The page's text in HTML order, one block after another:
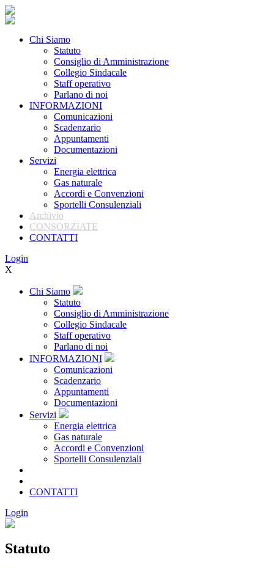
Chi Siamo
Statuto
Consiglio di Amministrazione
Collegio Sindacale
Staff operativo
Parlano di noi
INFORMAZIONI
Comunicazioni
Scadenzario
Appuntamenti
Documentazioni
Servizi
Energia elettrica
Gas naturale
Accordi e Convenzioni
Sportelli Consulenziali
Archivio
CONSORZIATE
CONTATTI
Login
X
Chi Siamo
Statuto
Consiglio di Amministrazione
Collegio Sindacale
Staff operativo
Parlano di noi
INFORMAZIONI
Comunicazioni
Scadenzario
Appuntamenti
Documentazioni
Servizi
Energia elettrica
Gas naturale
Accordi e Convenzioni
Sportelli Consulenziali
CONTATTI
Login
Statuto